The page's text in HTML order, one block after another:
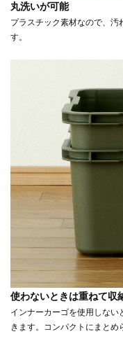
丸洗いが可能
プラスチック素材なので、
す。
使わないときは重ねて収
インナーカーゴを使用しな
きます。コンパクトにまとめ